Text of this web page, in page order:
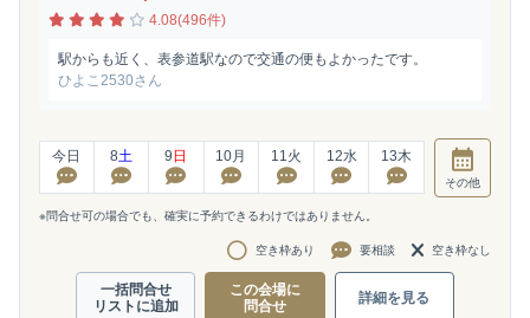
4.08(496件)
駅からも近く、表参道駅なので交通の便もよかったです。
ひよこ2530さん
今日 8土 9 日 10月 11火 12水 13木
その他
※問合せ可の場合でも、確実に予約できるわけではありません。
空き枠あり 要相談 空き枠なし
一括問合せ
リストに追加
この会場に
問合せ
詳細を見る